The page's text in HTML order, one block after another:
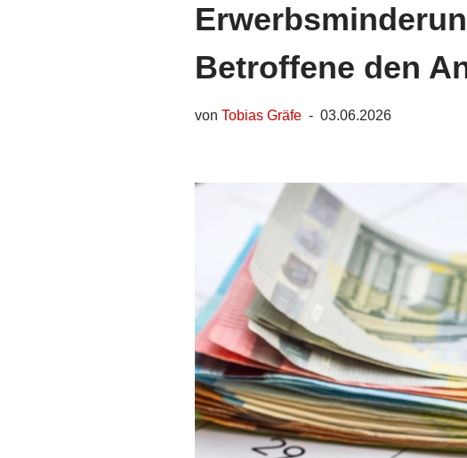
Betroffene den
von Tobias Gräfe 03.06.2026